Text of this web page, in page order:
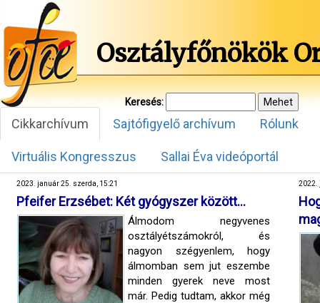
Osztályfőnökök
Keresés:
Cikkarchívum Sajtófigyelő archívum Rólunk
Virtuális Kongresszus Sallai Éva videóportál
2023. január 25. szerda, 15:21
Pfeifer Erzsébet: Két gyógyszer között…
Álmodom negyvenes
osztályétszámokról, és
nagyon szégyenlem, hogy
álmomban sem jut eszembe
minden gyerek neve most
már. Pedig tudtam, akkor még
2022.